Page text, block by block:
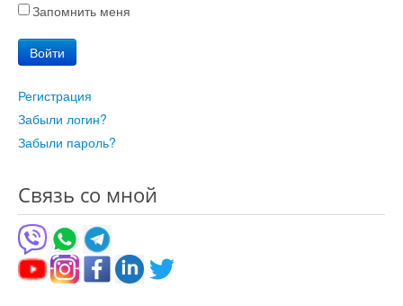
Запомнить меня
Войти
Регистрация
Забыли логин?
Забыли пароль?
Связь со мной